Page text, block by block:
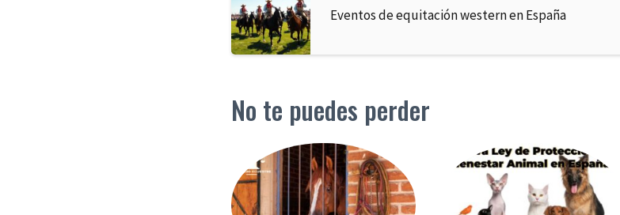
Eventos de equitación western en España
No te puedes perder